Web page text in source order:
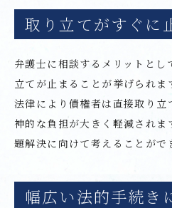
取り立てがすぐに
弁護士に相談するメリットとし
立てが止まることが挙げられま
法律により債権者は直接取り立
神的な負担が大きく軽減されま
題解決に向けて考えることがで
幅広い法的手続き